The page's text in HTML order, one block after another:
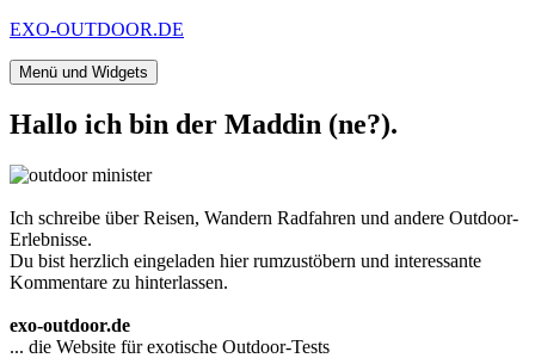
Zum
springen
EXO-OUTDOOR.DE
Menü und Widgets
Hallo ich bin der Maddin (ne?).
Ich schreibe über Reisen, Wandern Radfahren und andere Outdoor-
Erlebnisse.
Du bist herzlich eingeladen hier rumzustöbern und interessante
Kommentare zu hinterlassen.
exo-outdoor.de
... die Website für exotische Outdoor-Tests